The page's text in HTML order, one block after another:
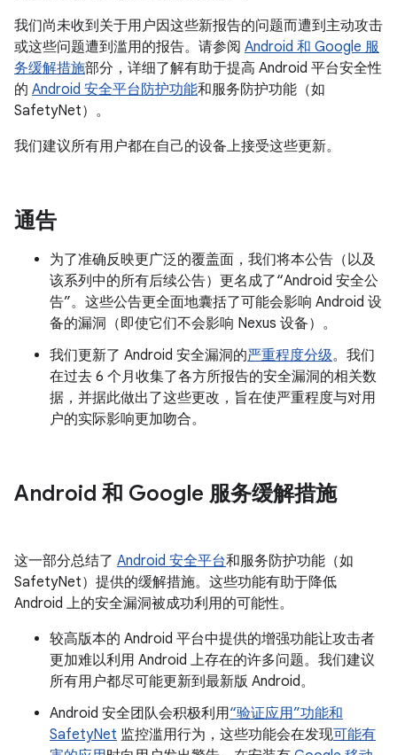
我们尚未收到关于用户因这些新报告的问题而遭到主动攻击
或这些问题遭到滥用的报告。请参阅 Android 和 Google 服
务缓解措施部分，详细了解有助于提高 Android 平台安全性
的 Android 安全平台防护功能和服务防护功能（如
SafetyNet）。
我们建议所有用户都在自己的设备上接受这些更新。
通告
为了准确反映更广泛的覆盖面，我们将本公告（以及
该系列中的所有后续公告）更名成了“Android 安全公
告”。这些公告更全面地囊括了可能会影响 Android 设
备的漏洞（即使它们不会影响 Nexus 设备）。
我们更新了 Android 安全漏洞的严重程度分级。我们
在过去 6 个月收集了各方所报告的安全漏洞的相关数
据，并据此做出了这些更改，旨在使严重程度与对用
户的实际影响更加吻合。
Android 和 Google 服务缓解措施
这一部分总结了 Android 安全平台和服务防护功能（如
SafetyNet）提供的缓解措施。这些功能有助于降低
Android 上的安全漏洞被成功利用的可能性。
较高版本的 Android 平台中提供的增强功能让攻击者
更加难以利用 Android 上存在的许多问题。我们建议
所有用户都尽可能更新到最新版 Android。
Android 安全团队会积极利用“验证应用”功能和
SafetyNet 监控滥用行为，这些功能会在发现可能有